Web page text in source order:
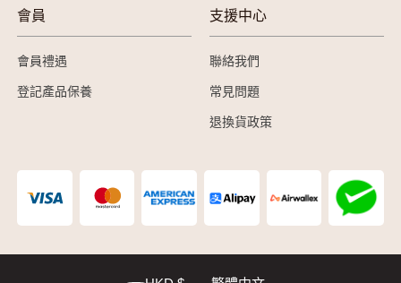
會員
會員禮遇
登記產品保養
支援中心
聯絡我們
常見問題
退換貨政策